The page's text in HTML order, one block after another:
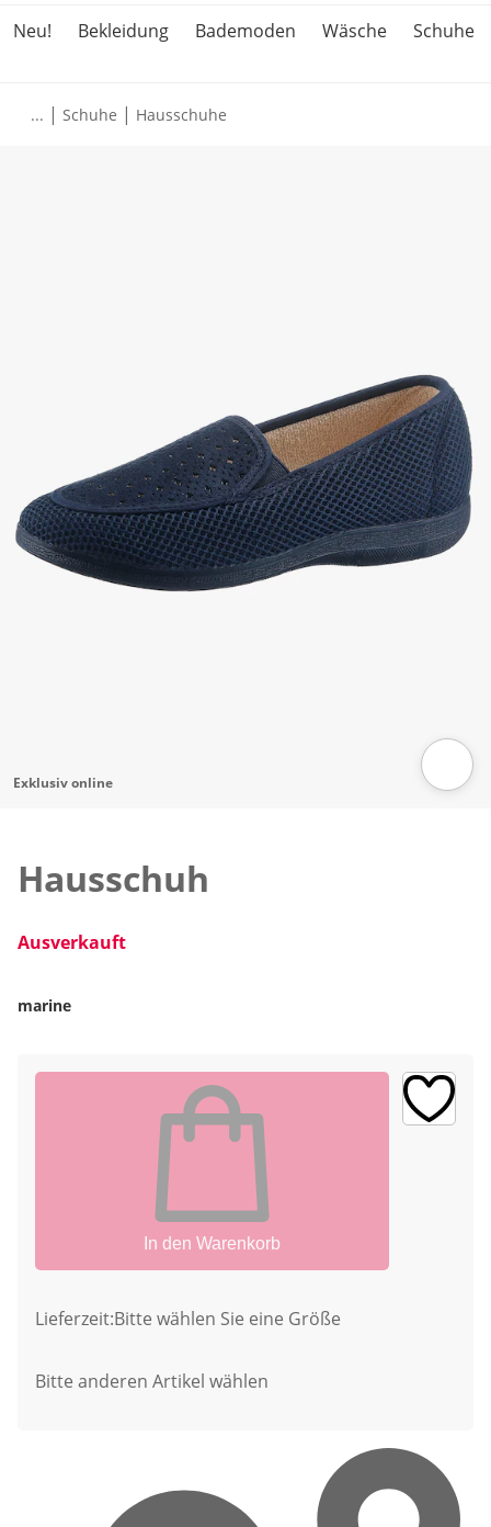
Neu!
Bekleidung Bademoden Wäsche Schuhe
... | Schuhe | Hausschuhe
Exklusiv online
Hausschuh
Ausverkauft
marine
In den Warenkorb
Lieferzeit:Bitte wählen Sie eine Größe
Bitte anderen Artikel wählen